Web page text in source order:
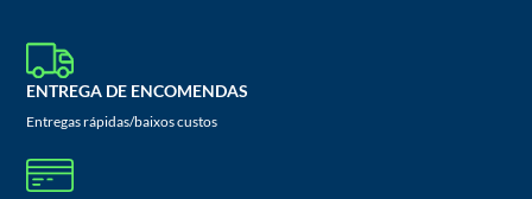
ENTREGA DE ENCOMENDAS
Entregas rápidas/baixos custos